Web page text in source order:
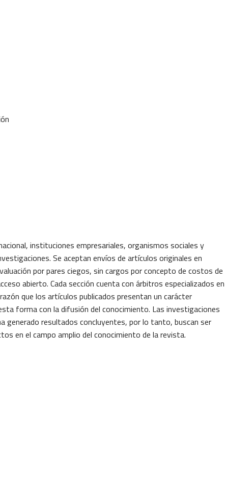
instituciones empresariales, organismos sociales y
Se aceptan envíos de artículos originales en
por pares ciegos, sin cargos por concepto de costos de
abierto. Cada sección cuenta con árbitros especializados en
que los artículos publicados presentan un carácter
forma con la difusión del conocimiento. Las investigaciones
generado resultados concluyentes, por lo tanto, buscan ser
en el campo amplio del conocimiento de la revista.